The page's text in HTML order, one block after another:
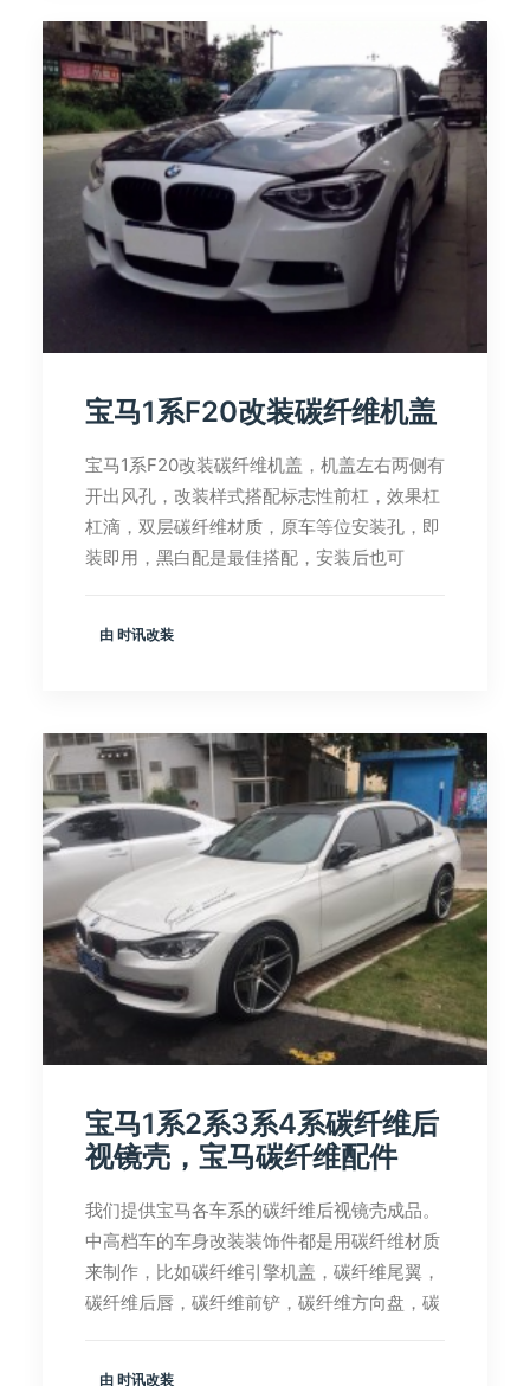
宝马1系F20改装碳纤维机盖
宝马1系F20改装碳纤维机盖，机盖左右两侧有
开出风孔，改装样式搭配标志性前杠，效果杠
杠滴，双层碳纤维材质，原车等位安装孔，即
装即用，黑白配是最佳搭配，安装后也可
由 时讯改装
宝马1系2系3系4系碳纤维后
视镜壳，宝马碳纤维配件
我们提供宝马各车系的碳纤维后视镜壳成品。
中高档车的车身改装装饰件都是用碳纤维材质
来制作，比如碳纤维引擎机盖，碳纤维尾翼，
碳纤维后唇，碳纤维前铲，碳纤维方向盘，碳
由 时讯改装